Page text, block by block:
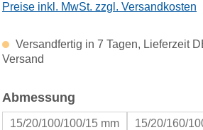
Preise inkl. MwSt. zzgl. Versandkosten
Versandfertig in 7 Tagen, Lieferzeit
Versand
Abmessung
15/20/100/100/15 mm 15/20/160/